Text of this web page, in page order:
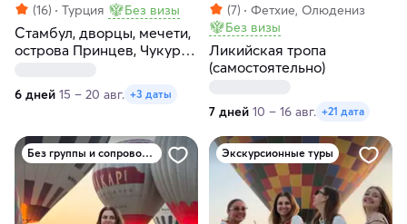
(16) Турция Без визы
Стамбул, дворцы, мечети,
острова Принцев, Чукур
6 дней 15 – 20 авг. +3 даты
(7)
Фетхие, Олюдениз
Без визы
Ликийская тропа
(самостоятельно)
7 дней 10 – 16 авг. +21 дата
Без группы и сопровождения Экскурсионные туры